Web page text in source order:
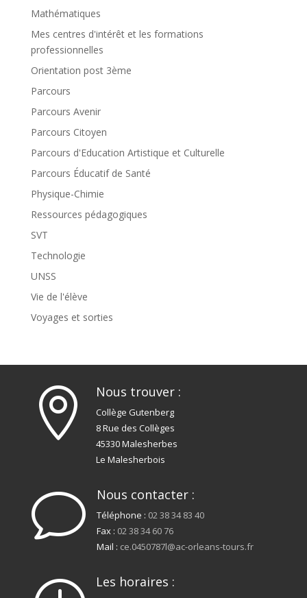
Mathématiques
Mes centres d'intérêt et les formations
professionnelles
Orientation post 3ème
Parcours
Parcours Avenir
Parcours Citoyen
Parcours d'Education Artistique et Culturelle
Parcours Éducatif de Santé
Physique-Chimie
Ressources pédagogiques
SVT
Technologie
UNSS
Vie de l'élève
Voyages et sorties
 Nous trouver :
Collège Gutenberg
8 Rue des Collèges
45330 Malesherbes
Le Malesherbois
v Nous contacter :
Téléphone : 02 38 34 83 40
Fax : 02 38 34 60 76
Mail : ce.0450787l@ac-orleans-tours.fr
Les horaires :